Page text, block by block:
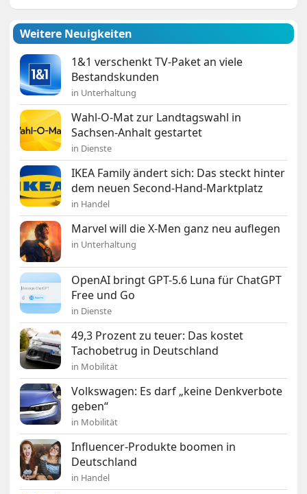
Weitere Neuigkeiten
1&1 verschenkt TV-Paket an viele
Bestandskunden
in Unterhaltung
Wahl-O-Mat zur Landtagswahl in
Sachsen-Anhalt gestartet
in Dienste
IKEA Family ändert sich: Das steckt hinter
dem neuen Second-Hand-Marktplatz
in Handel
Marvel will die X-Men ganz neu auflegen
in Unterhaltung
OpenAI bringt GPT-5.6 Luna für ChatGPT
Free und Go
in Dienste
49,3 Prozent zu teuer: Das kostet
Tachobetrug in Deutschland
in Mobilität
Volkswagen: Es darf „keine Denkverbote
geben“
in Mobilität
Influencer-Produkte boomen in
Deutschland
in Handel